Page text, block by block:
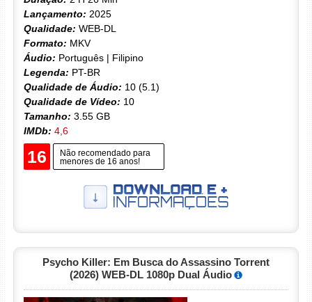
Lançamento: 2025
Qualidade: WEB-DL
Formato: MKV
Áudio: Português | Filipino
Legenda: PT-BR
Qualidade de Áudio: 10 (5.1)
Qualidade de Vídeo: 10
Tamanho: 3.55 GB
IMDb: 4,6
16
Não recomendado para
menores de 16 anos!
Psycho Killer: Em Busca do Assassino Torrent
(2026) WEB-DL 1080p Dual Áudio